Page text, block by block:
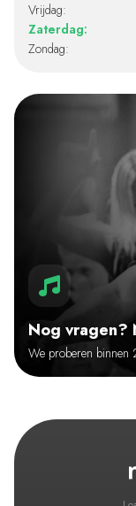
Vrijdag:
Zaterdag:
Zondag:
Nog vragen?
We proberen binnen